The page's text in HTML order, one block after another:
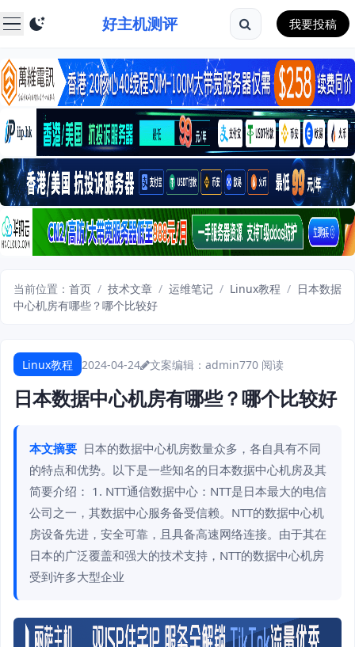
好主机测评 我要投稿
当前位置： 首页 / 技术文章 / 运维笔记 / Linux教程 / 日本数据
中心机房有哪些？哪个比较好
Linux教程 2024-04-24 文案编辑：admin770 阅读
日本数据中心机房有哪些？哪个比较好
本文摘要 日本的数据中心机房数量众多，各自具有不同
的特点和优势。以下是一些知名的日本数据中心机房及其
简要介绍： 1. NTT通信数据中心：NTT是日本最大的电信
公司之一，其数据中心服务备受信赖。NTT的数据中心机
房设备先进，安全可靠，且具备高速网络连接。由于其在
日本的广泛覆盖和强大的技术支持，NTT的数据中心机房
受到许多大型企业